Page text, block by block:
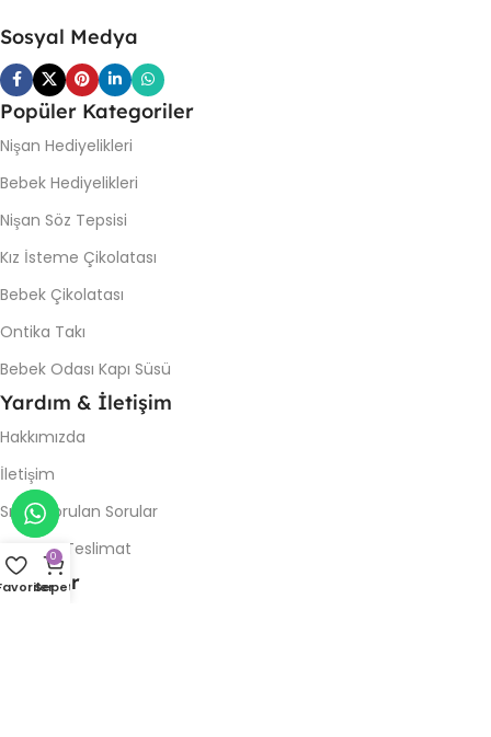
Sosyal Medya
Popüler Kategoriler
Nişan Hediyelikleri
Bebek Hediyelikleri
Nişan Söz Tepsisi
Kız İsteme Çikolatası
Bebek Çikolatası
Ontika Takı
Bebek Odası Kapı Süsü
Yardım & İletişim
Hakkımızda
İletişim
Sıkça Sorulan Sorular
Kargo & Teslimat
Koşullar
0
Sepet